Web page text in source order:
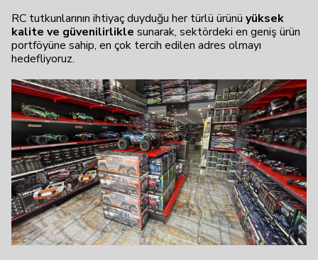
RC tutkunlarının ihtiyaç duyduğu her türlü ürünü yüksek
kalite ve güvenilirlikle sunarak, sektördeki en geniş ürün
portföyüne sahip, en çok tercih edilen adres olmayı
hedefliyoruz.